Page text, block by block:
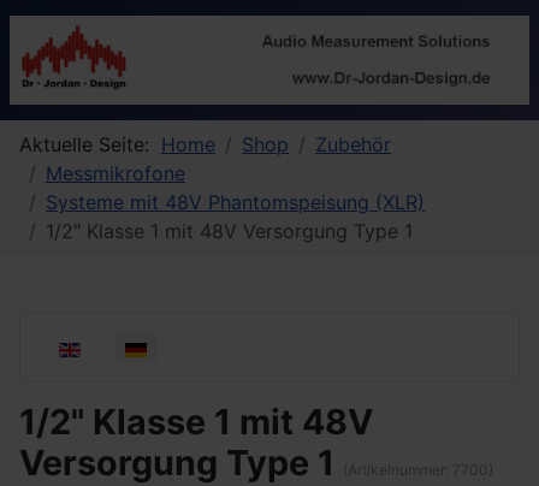
Aktuelle Seite: Home Shop
Zubehör
Messmikrofone
Systeme mit 48V Phantomspeisung (XLR)
1/2" Klasse 1 mit 48V Versorgung Type 1
Sprache auswählen
1/2" Klasse 1 mit 48V
Versorgung Type 1
(Artikelnummer: 7700 )